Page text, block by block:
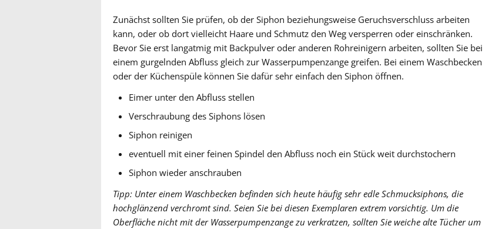
Zunächst sollten Sie prüfen, ob der Siphon beziehungsweise Geruchsverschluss arbeiten
kann, oder ob dort vielleicht Haare und Schmutz den Weg versperren oder einschränken.
Bevor Sie erst langatmig mit Backpulver oder anderen Rohreinigern arbeiten, sollten Sie bei
einem gurgelnden Abfluss gleich zur Wasserpumpenzange greifen. Bei einem Waschbecken
oder der Küchenspüle können Sie dafür sehr einfach den Siphon öffnen.
Eimer unter den Abfluss stellen
Verschraubung des Siphons lösen
Siphon reinigen
eventuell mit einer feinen Spindel den Abfluss noch ein Stück weit durchstochern
Siphon wieder anschrauben
Tipp: Unter einem Waschbecken befinden sich heute häufig sehr edle Schmucksiphons, die
hochglänzend verchromt sind. Seien Sie bei diesen Exemplaren extrem vorsichtig. Um die
Oberfläche nicht mit der Wasserpumpenzange zu verkratzen, sollten Sie weiche alte Tücher um